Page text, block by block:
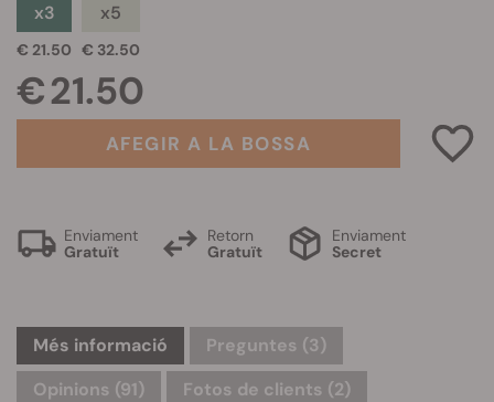
x3
€ 21.50
x5
€ 32.50
€ 21.50
AFEGIR A LA BOSSA
Enviament
Gratuït
Retorn
Gratuït
Enviament
Secret
Més informació Preguntes (3)
Opinions (91)
Fotos de clients (2)